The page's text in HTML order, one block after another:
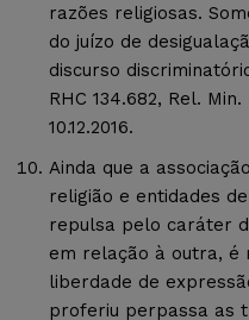
razões religiosas.
do juízo de
discurso
RHC 134.682, Rel.
10.12.2016.
Ainda que a
religião e entidades
repulsa pelo caráter
em relação à outra, é
liberdade de
proferiu perpassa as